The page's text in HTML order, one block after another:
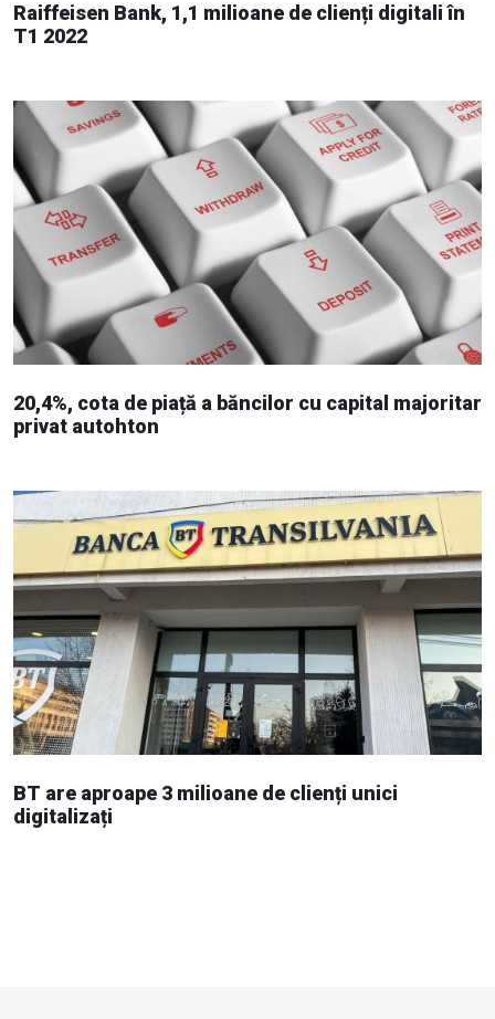
Raiffeisen Bank, 1,1 milioane de clienți digitali în
T1 2022
20,4%, cota de piață a băncilor cu capital majoritar
privat autohton
BT are aproape 3 milioane de clienți unici
digitalizați